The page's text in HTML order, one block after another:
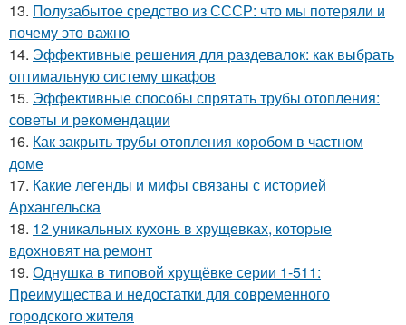
13. Полузабытое средство из СССР: что мы потеряли и
почему это важно
14. Эффективные решения для раздевалок: как выбрать
оптимальную систему шкафов
15. Эффективные способы спрятать трубы отопления:
советы и рекомендации
16. Как закрыть трубы отопления коробом в частном
доме
17. Какие легенды и мифы связаны с историей
Архангельска
18. 12 уникальных кухонь в хрущевках, которые
вдохновят на ремонт
19. Однушка в типовой хрущёвке серии 1-511:
Преимущества и недостатки для современного
городского жителя